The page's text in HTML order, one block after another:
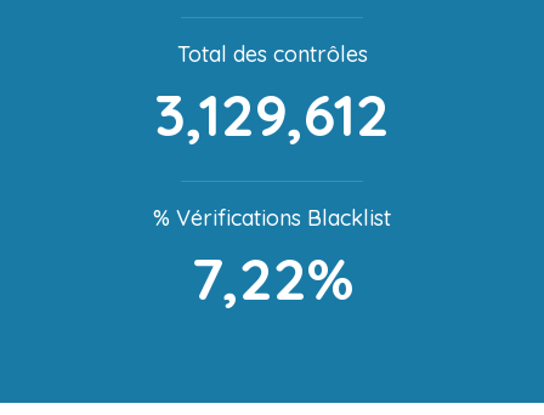
Total des contrôles
3,129,612
% Vérifications Blacklist
7,22%